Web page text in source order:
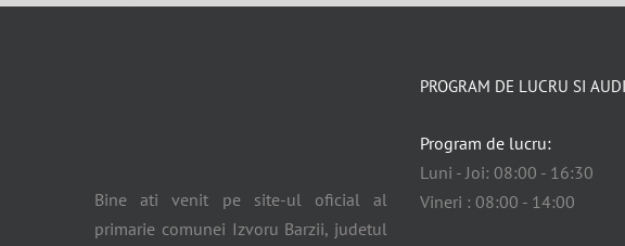
Bine ati venit pe site-ul oficial al
primarie comunei Izvoru Barzii, judetul
PROGRAM DE LUCRU SI
Program de lucru:
Luni - Joi: 08:00 - 16:30
Vineri : 08:00 - 14:00